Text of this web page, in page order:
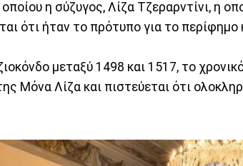
η σύζυγος, Λίζα Τζεραρντίνι, η
ότι ήταν το πρότυπο για το περίφημο
μεταξύ 1498 και 1517, το
Μόνα Λίζα και πιστεύεται ότι